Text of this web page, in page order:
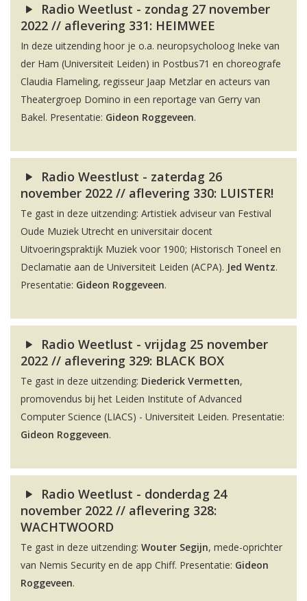
Radio Weetlust - zondag 27 november
2022 // aflevering 331: HEIMWEE
In deze uitzending hoor je o.a. neuropsycholoog Ineke van
der Ham (Universiteit Leiden) in Postbus71 en choreografe
Claudia Flameling, regisseur Jaap Metzlar en acteurs van
Theatergroep Domino in een reportage van Gerry van
Bakel. Presentatie: Gideon Roggeveen.
Radio Weestlust - zaterdag 26
november 2022 // aflevering 330: LUISTER!
Te gast in deze uitzending: Artistiek adviseur van Festival
Oude Muziek Utrecht en universitair docent
Uitvoeringspraktijk Muziek voor 1900; Historisch Toneel en
Declamatie aan de Universiteit Leiden (ACPA). Jed Wentz.
Presentatie: Gideon Roggeveen.
Radio Weetlust - vrijdag 25 november
2022 // aflevering 329: BLACK BOX
Te gast in deze uitzending: Diederick Vermetten,
promovendus bij het Leiden Institute of Advanced
Computer Science (LIACS) - Universiteit Leiden. Presentatie:
Gideon Roggeveen.
Radio Weetlust - donderdag 24
november 2022 // aflevering 328:
WACHTWOORD
Te gast in deze uitzending: Wouter Segijn, mede-oprichter
van Nemis Security en de app Chiff. Presentatie: Gideon
Roggeveen.